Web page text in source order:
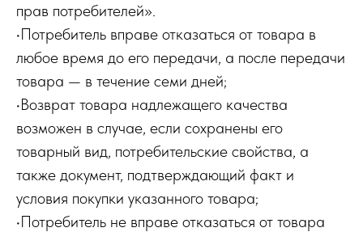
прав потребителей».
•Потребитель вправе отказаться от товара в
любое время до его передачи, а после передачи
товара — в течение семи дней;
•Возврат товара надлежащего качества
возможен в случае, если сохранены его
товарный вид, потребительские свойства, а
также документ, подтверждающий факт и
условия покупки указанного товара;
•Потребитель не вправе отказаться от товара